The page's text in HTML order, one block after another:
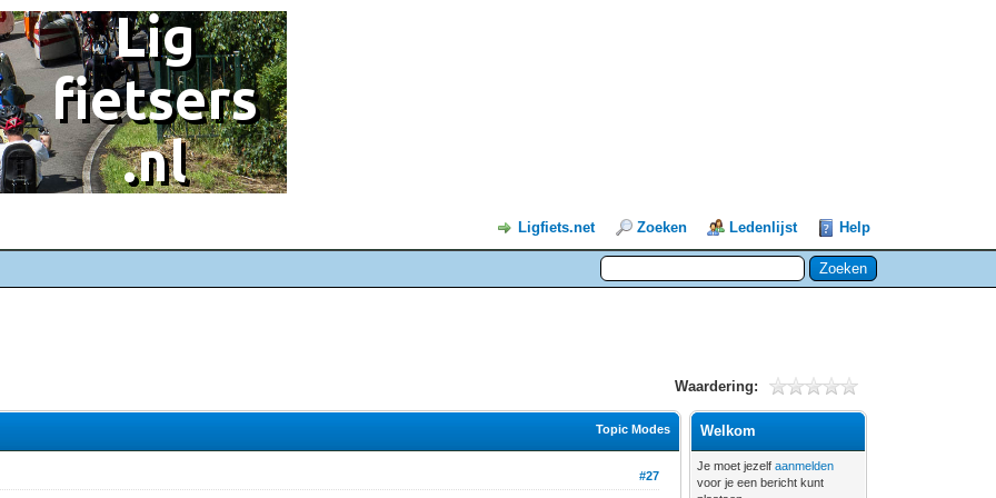
Ligfiets.net Zoeken Ledenlijst Help
Waardering:
Topic Modes
#27
Welkom
Je moet jezelfaanmelden
voor je een bericht kunt